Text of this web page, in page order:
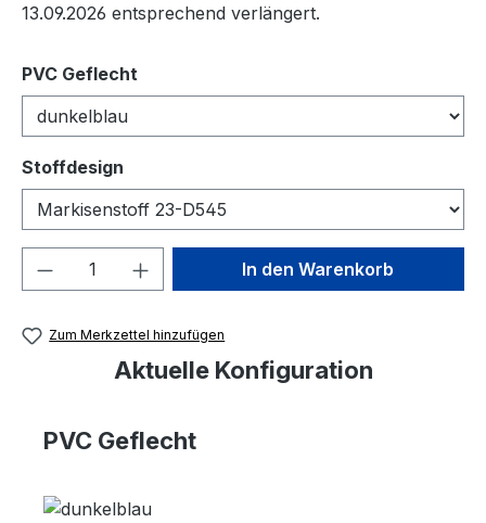
13.09.2026 entsprechend verlängert.
PVC Geflecht
Stoffdesign
Produkt Anzahl: Gib denIn den Warenkorb
Zum Merkzettel hinzufügen
Aktuelle Konfiguration
PVC Geflecht